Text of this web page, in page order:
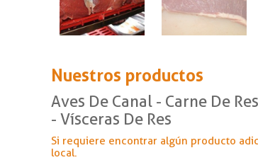
Nuestros productos
Aves De Canal - Carne De
- Vísceras De Res
Si requiere encontrar algún producto
local.